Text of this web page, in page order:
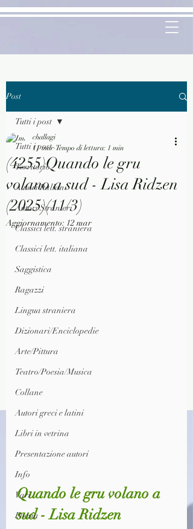
Post
Tutti i post
Territorio
Autori Italiani
Autori Stranieri
Classici lett. straniera
Classici lett. italiana
Saggistica
Ragazzi
Lingua straniera
Dizionari/Enciclopedie
Arte/Pittura
Teatro/Poesia/Musica
Collane
Autori greci e latini
Libri in vetrina
Presentazione autori
Info
Vari
Poesia
Tutti i post
(4255)Quando le gru
volano a sud - Lisa Ridzen
(2025)(11/3)
challagi
11 mar Tempo di lettura: 1 min
Aggiornamento: 12 mar
Quando le gru volano a
sud - Lisa Ridzen